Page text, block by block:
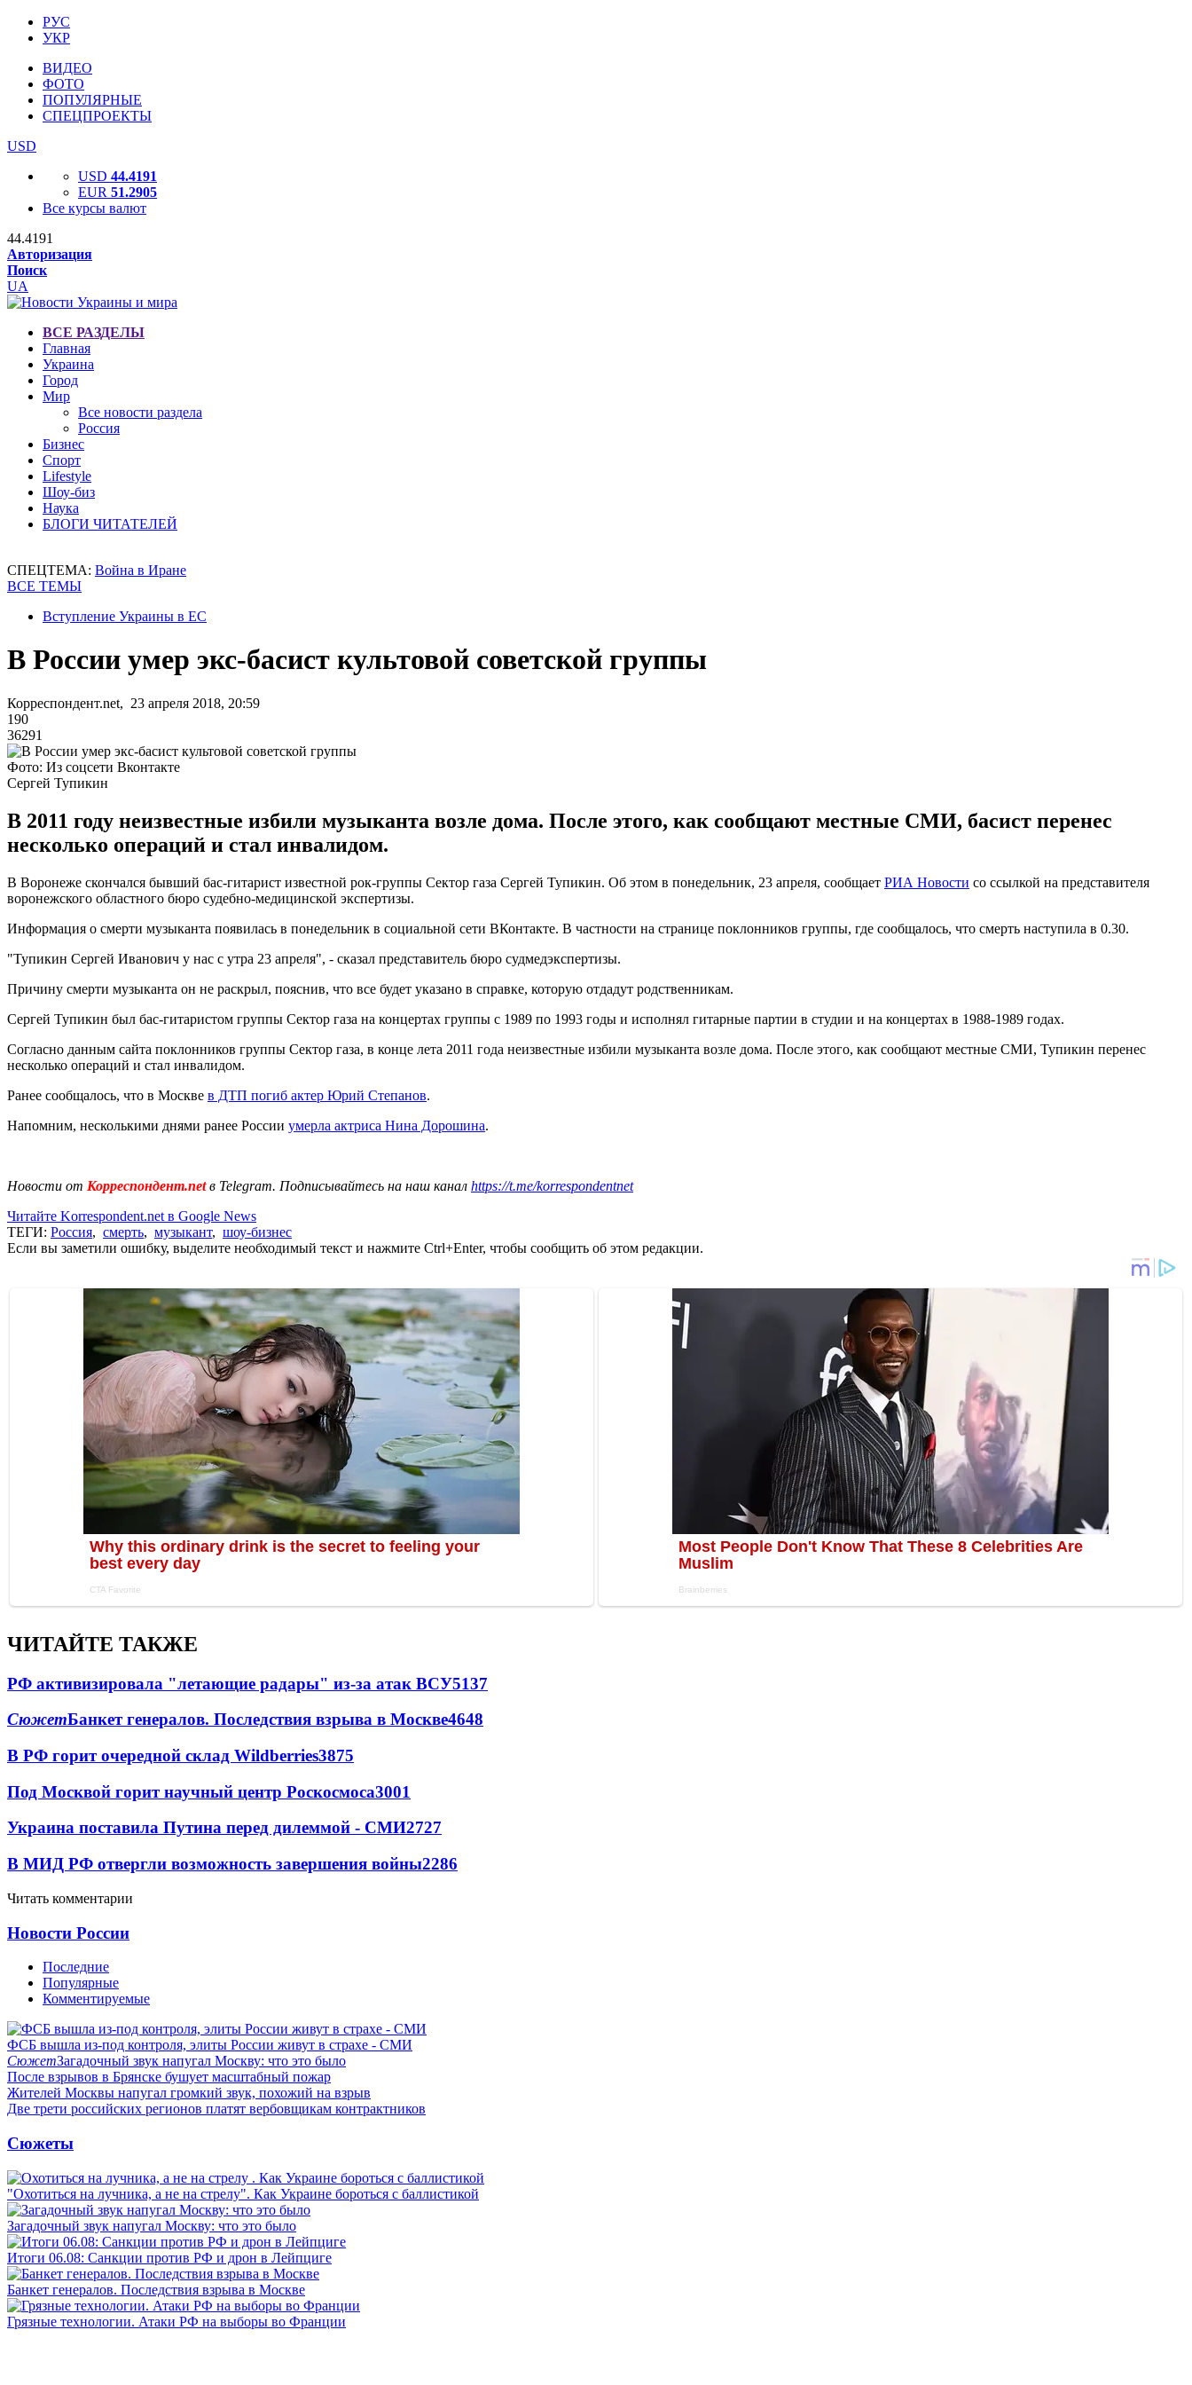
РУС
УКР
ВИДЕО
ФОТО
ПОПУЛЯРНЫЕ
СПЕЦПРОЕКТЫ
USD
USD 44.4191
EUR 51.2905
Все курсы валют
44.4191
Авторизация
Поиск
UA
ВСЕ РАЗДЕЛЫ
Главная
Украина
Город
Мир
Все новости раздела
Россия
Бизнес
Спорт
Lifestyle
Шоу-биз
Наука
БЛОГИ ЧИТАТЕЛЕЙ
СПЕЦТЕМА: Война в Иране
ВСЕ ТЕМЫ
Вступление Украины в ЕС
В России умер экс-басист культовой советской группы
Корреспондент.net, 23 апреля 2018, 20:59
190
36291
Фото: Из соцсети Вконтакте
Сергей Тупикин
В 2011 году неизвестные избили музыканта возле дома. После этого, как сообщают местные СМИ, басист перенес
несколько операций и стал инвалидом.
В Воронеже скончался бывший бас-гитарист известной рок-группы Сектор газа Сергей Тупикин. Об этом в понедельник, 23 апреля, сообщает РИА Новости со ссылкой на представителя
воронежского областного бюро судебно-медицинской экспертизы.
Информация о смерти музыканта появилась в понедельник в социальной сети ВКонтакте. В частности на странице поклонников группы, где сообщалось, что смерть наступила в 0.30.
"Тупикин Сергей Иванович у нас с утра 23 апреля", - сказал представитель бюро судмедэкспертизы.
Причину смерти музыканта он не раскрыл, пояснив, что все будет указано в справке, которую отдадут родственникам.
Сергей Тупикин был бас-гитаристом группы Сектор газа на концертах группы с 1989 по 1993 годы и исполнял гитарные партии в студии и на концертах в 1988-1989 годах.
Согласно данным сайта поклонников группы Сектор газа, в конце лета 2011 года неизвестные избили музыканта возле дома. После этого, как сообщают местные СМИ, Тупикин перенес
несколько операций и стал инвалидом.
Ранее сообщалось, что в Москве в ДТП погиб актер Юрий Степанов.
Напомним, несколькими днями ранее России умерла актриса Нина Дорошина.
Новости от Корреспондент.netв Telegram. Подписывайтесь на наш канал https://t.me/korrespondentnet
Читайте Korrespondent.net в Google News
ТЕГИ: Россия, смерть, музыкант, шоу-бизнес
Если вы заметили ошибку, выделите необходимый текст и нажмите Ctrl+Enter, чтобы сообщить об этом редакции.
ЧИТАЙТЕ ТАКЖЕ
РФ активизировала "летающие радары" из-за атак ВСУ5137
СюжетБанкет генералов. Последствия взрыва в Москве4648
В РФ горит очередной склад Wildberries3875
Под Москвой горит научный центр Роскосмоса3001
Украина поставила Путина перед дилеммой - СМИ2727
В МИД РФ отвергли возможность завершения войны2286
Читать комментарии
Новости России
Последние
Популярные
Комментируемые
ФСБ вышла из-под контроля, элиты России живут в страхе - СМИ
СюжетЗагадочный звук напугал Москву: что это было
После взрывов в Брянске бушует масштабный пожар
Жителей Москвы напугал громкий звук, похожий на взрыв
Две трети российских регионов платят вербовщикам контрактников
Сюжеты
"Охотиться на лучника, а не на стрелу". Как Украине бороться с баллистикой
Загадочный звук напугал Москву: что это было
Итоги 06.08: Санкции против РФ и дрон в Лейпциге
Банкет генералов. Последствия взрыва в Москве
Грязные технологии. Атаки РФ на выборы во Франции